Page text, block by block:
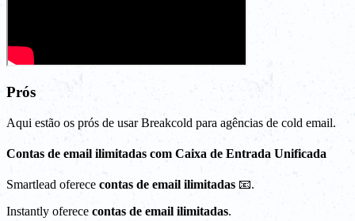
Prós
Aqui estão os prós de usar Breakcold para agências de cold email.
Contas de email ilimitadas com Caixa de Entrada Unificada
Smartlead oferece contas de email ilimitadas 📧.
Instantly oferece contas de email ilimitadas.